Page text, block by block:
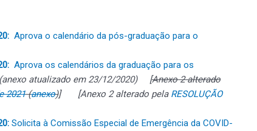
Aprova o calendário da pós-graduação para o
Aprova os calendários da graduação para os
(anexo atualizado em 23/12/2020) [Anexo 2 alterado
2021(anexo)] [Anexo 2 alterado pela RESOLUÇÃO
Solicita à Comissão Especial de Emergência da COVID-